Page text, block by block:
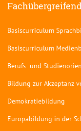
Basiscurriculum
Basiscurriculum
Berufs- und
Bildung zur Akzeptanz
Demokratiebildung
Europabildung in der